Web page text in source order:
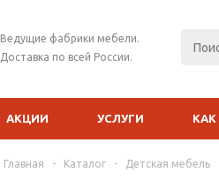
Ведущие фабрики мебели.
Доставка по всей России.
АКЦИИ УСЛУГИ КАК
Главная - Каталог - Детская мебель